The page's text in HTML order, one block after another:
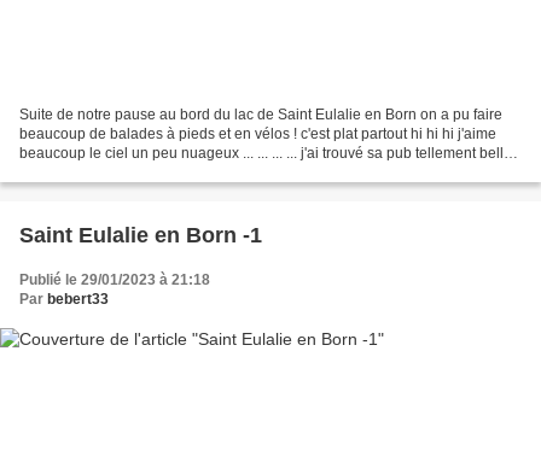
Suite de notre pause au bord du lac de Saint Eulalie en Born on a pu faire
beaucoup de balades à pieds et en vélos ! c'est plat partout hi hi hi j'aime
beaucoup le ciel un peu nuageux ... ... ... ... j'ai trouvé sa pub tellement belle ,
Saint Eulalie en Born -1
Publié le 29/01/2023 à 21:18
Par bebert33